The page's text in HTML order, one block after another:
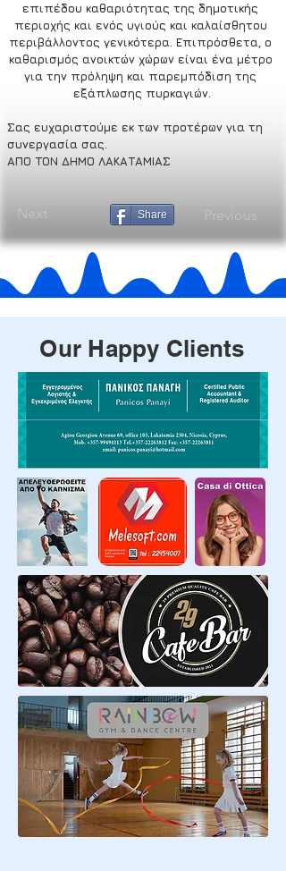
επιπέδου καθαριότητας της δημοτικής
περιοχής και ενός υγιούς και καλαίσθητου
περιβάλλοντος γενικότερα. Επιπρόσθετα, ο
καθαρισμός ανοικτών χώρων είναι ένα μέτρο
για την πρόληψη και παρεμπόδιση της
εξάπλωσης πυρκαγιών.
Σας ευχαριστούμε εκ των προτέρων για τη
συνεργασία σας.
ΑΠΟ ΤΟΝ ΔΗΜΟ ΛΑΚΑΤΑΜΙΑΣ
Next Share Previous
Our Happy Clients